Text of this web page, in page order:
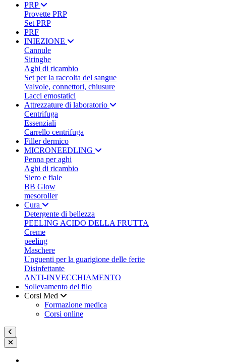
PRP
Provette PRP
Set PRP
PRF
INIEZIONE
Cannule
Siringhe
Aghi di ricambio
Set per la raccolta del sangue
Valvole, connettori, chiusure
Lacci emostatici
Attrezzature di laboratorio
Centrifuga
Essenziali
Carrello centrifuga
Filler dermico
MICRONEEDLING
Penna per aghi
Aghi di ricambio
Siero e fiale
BB Glow
mesoroller
Cura
Detergente di bellezza
PEELING ACIDO DELLA FRUTTA
Creme
peeling
Maschere
Unguenti per la guarigione delle ferite
Disinfettante
ANTI-INVECCHIAMENTO
Sollevamento del filo
Corsi Med
Formazione medica
Corsi online